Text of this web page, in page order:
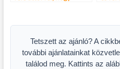
Tetszett az ajánló? A
további ajánlatainkat
találod meg. Kattints az